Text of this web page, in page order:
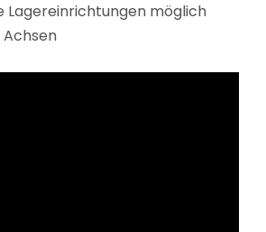
Lagereinrichtungen möglich